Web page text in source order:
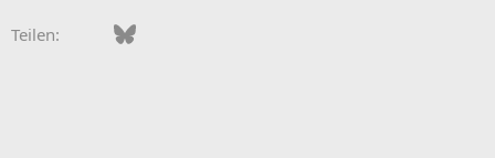
Teilen: FacebookBluesky